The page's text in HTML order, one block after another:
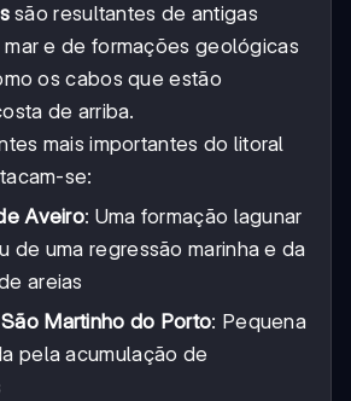
são resultantes de antigas
e de formações geológicas
os cabos que estão
de arriba.
mais importantes do litoral
se:
Aveiro: Uma formação lagunar
de uma regressão marinha e da
areias
Martinho do Porto: Pequena
pela acumulação de